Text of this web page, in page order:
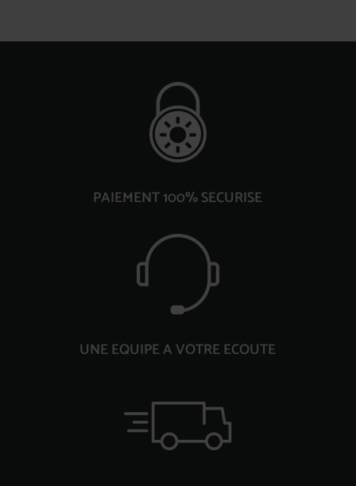
PAIEMENT 100% SECURISE
UNE EQUIPE A VOTRE ECOUTE